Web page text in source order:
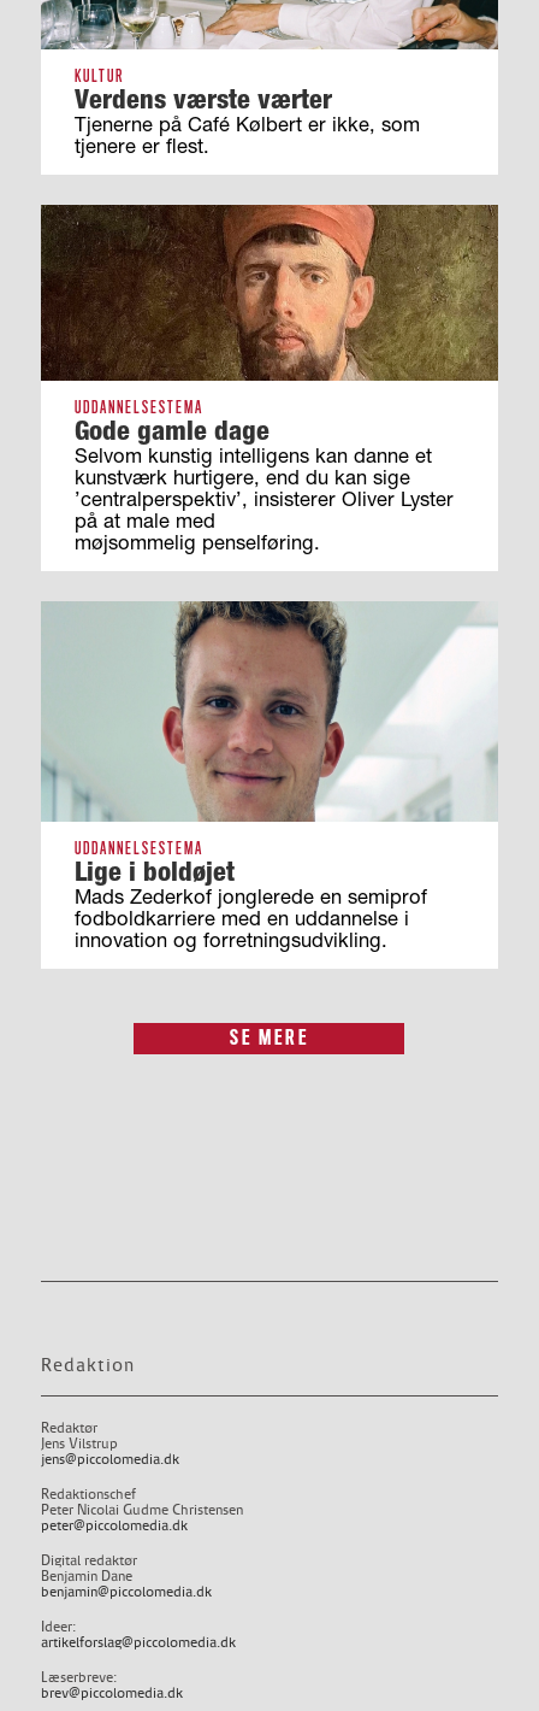
KULTUR
Verdens værste værter
Tjenerne på Café Kølbert er ikke, som
tjenere er flest.
UDDANNELSESTEMA
Gode gamle dage
Selvom kunstig intelligens kan danne et
kunstværk hurtigere, end du kan sige
’centralperspektiv’, insisterer Oliver Lyster
på at male med
møjsommelig penselføring.
UDDANNELSESTEMA
Lige i boldøjet
Mads Zederkof jonglerede en semiprof
fodboldkarriere med en uddannelse i
innovation og forretningsudvikling.
SE MERE
Redaktion
Redaktør
Jens Vilstrup
jens@piccolomedia.dk
Redaktionschef
Peter Nicolai Gudme Christensen
peter@piccolomedia.dk
Digital redaktør
Benjamin Dane
benjamin@piccolomedia.dk
Ideer:
artikelforslag@piccolomedia.dk
Læserbreve:
brev@piccolomedia.dk